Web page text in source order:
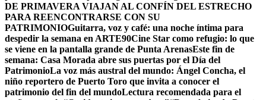
DE PRIMAVERA VIAJAN AL CONFÍN DEL ESTRECHO
PARA REENCONTRARSE CON SU
PATRIMONIOGuitarra, voz y café: una noche íntima para
despedir la semana en ARTE90Cine Star como refugio: lo que
se viene en la pantalla grande de Punta ArenasEste fin de
semana: Casa Morada abre sus puertas por el Día del
PatrimonioLa voz más austral del mundo: Ángel Concha, el
niño reportero de Puerto Toro que invita a conocer el
patrimonio del fin del mundoLectura recomendada para el